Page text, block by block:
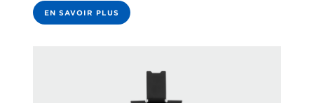
EN SAVOIR PLUS